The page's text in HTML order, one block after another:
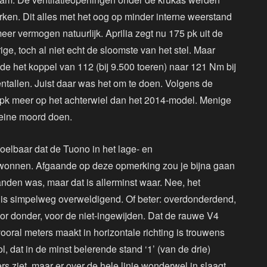
Dit alles met het oog op minder interne weerstand
vermogen natuurlijk. Aprilia zegt nu 175 pk uit de
toch al niet echt de sloomste van het stel. Maar
het koppel van 112 (bij 9.500 toeren) naar 121 Nm bij
Juist daar was het om te doen. Volgens de
meer op het achterwiel dan het 2014-model. Menige
moord doen.
dat de Tuono in het lage- en
Afgaande op deze opmerking zou je bijna gaan
was, maar dat is allerminst waar. Nee, het
simpelweg overweldigend. Of beter: overdonderdend,
donder, voor de niet-ingewijden. Dat de rauwe V4
meters maakt in horizontale richting is trouwens
in de minst belerende stand ‘1’ (van de drie)